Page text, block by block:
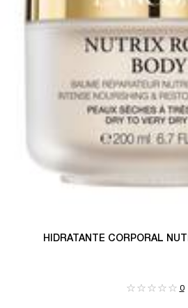
HIDRATANTE CORPORAL
0